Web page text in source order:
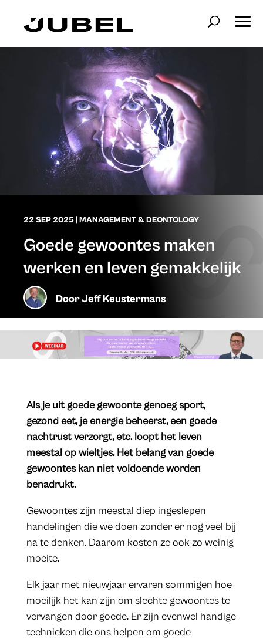
22 SEP 2025 MANAGEMENT & DEONTOLOGY
Goede gewoontes maken
werken en leven gemakkelijk
DoorJeff Keustermans
Als je uit goede gewoonte genoeg sport,
gezond eet, je energie beheerst, een goede
nachtrust verzorgt, etc. loopt het leven
meestal op wieltjes. Het belang van goede
gewoontes kan niet voldoende worden
benadrukt.
Gewoontes zijn meestal diep ingeslepen
handelingen die we doen zonder er nog veel bij
na te denken. Daarom kosten ze ook zo weinig
moeite.
Elk jaar met nieuwjaar ervaren sommigen hoe
moeilijk het kan zijn om slechte gewoontes te
vervangen door goede. Er zijn evenwel handige
technieken die ons helpen om goede